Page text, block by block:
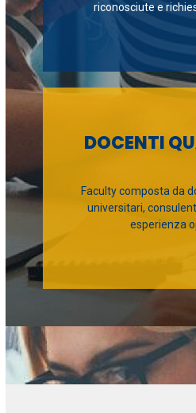
riconosciute e
DOCENTI
Faculty composta da
universitari,
esperienza